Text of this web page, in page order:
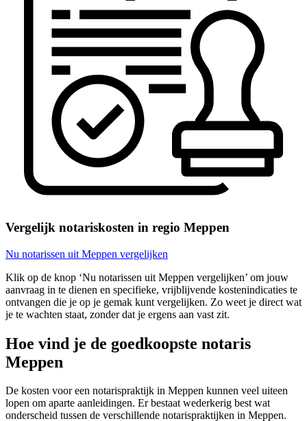
Vergelijk notariskosten in regio Meppen
Nu notarissen uit Meppen vergelijken
Klik op de knop ‘Nu notarissen uit Meppen vergelijken’ om jouw
aanvraag in te dienen en specifieke, vrijblijvende kostenindicaties te
ontvangen die je op je gemak kunt vergelijken. Zo weet je direct wat
je te wachten staat, zonder dat je ergens aan vast zit.
Hoe vind je de goedkoopste notaris
Meppen
De kosten voor een notarispraktijk in Meppen kunnen veel uiteen
lopen om aparte aanleidingen. Er bestaat wederkerig best wat
onderscheid tussen de verschillende notarispraktijken in Meppen.